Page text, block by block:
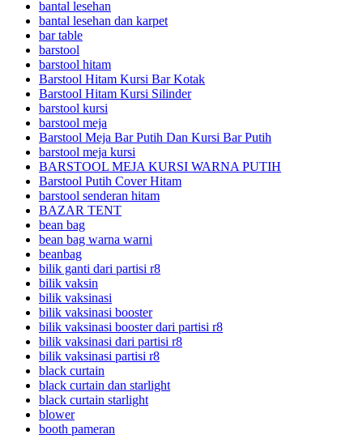
bantal lesehan
bantal lesehan dan karpet
bar table
barstool
barstool hitam
Barstool Hitam Kursi Bar Kotak
Barstool Hitam Kursi Silinder
barstool kursi
barstool meja
Barstool Meja Bar Putih Dan Kursi Bar Putih
barstool meja kursi
BARSTOOL MEJA KURSI WARNA PUTIH
Barstool Putih Cover Hitam
barstool senderan hitam
BAZAR TENT
bean bag
bean bag warna warni
beanbag
bilik ganti dari partisi r8
bilik vaksin
bilik vaksinasi
bilik vaksinasi booster
bilik vaksinasi booster dari partisi r8
bilik vaksinasi dari partisi r8
bilik vaksinasi partisi r8
black curtain
black curtain dan starlight
black curtain starlight
blower
booth pameran